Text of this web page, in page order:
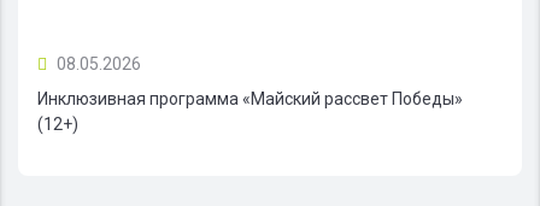
08.05.2026
Инклюзивная программа «Майский рассвет Победы»
(12+)